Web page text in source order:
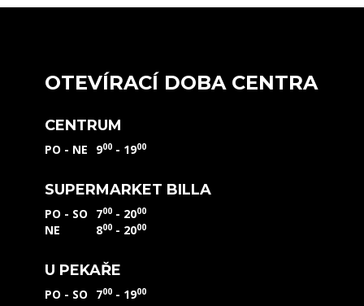
OTEVÍRACÍ DOBA CENTRA
CENTRUM
PO - NE 900 - 1900
SUPERMARKET BILLA
PO - SO 700 - 2000
NE 800 - 2000
U PEKAŘE
PO - SO 700 - 1900